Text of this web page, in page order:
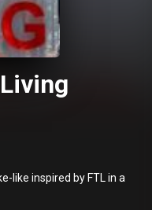
like inspired by FTL in a